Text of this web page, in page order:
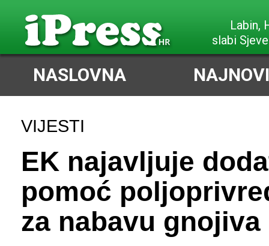
Labin,
slabi
NASLOVNA
VIJESTI
EK najavljuje
pomoć
za nabavu gnojiva